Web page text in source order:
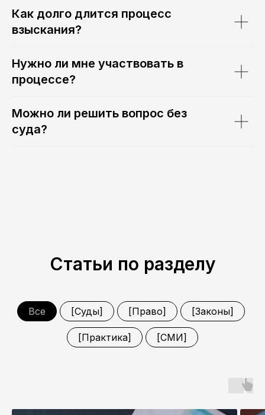
Как долго длится процесс
взыскания?
Нужно ли мне участвовать в
процессе?
Можно ли решить вопрос без
суда?
Статьи по разделу
Все [Суды] [Право] [Законы]
[Практика] [СМИ]